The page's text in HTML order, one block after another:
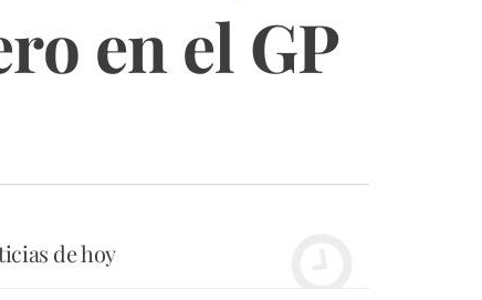
en el GP
de hoy